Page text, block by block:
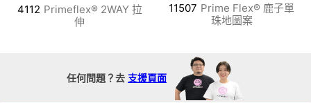
4112 Primeflex® 2WAY 拉
伸
11507 Prime Flex® 鹿子單
珠地圖案
任何問題？去 支援頁面